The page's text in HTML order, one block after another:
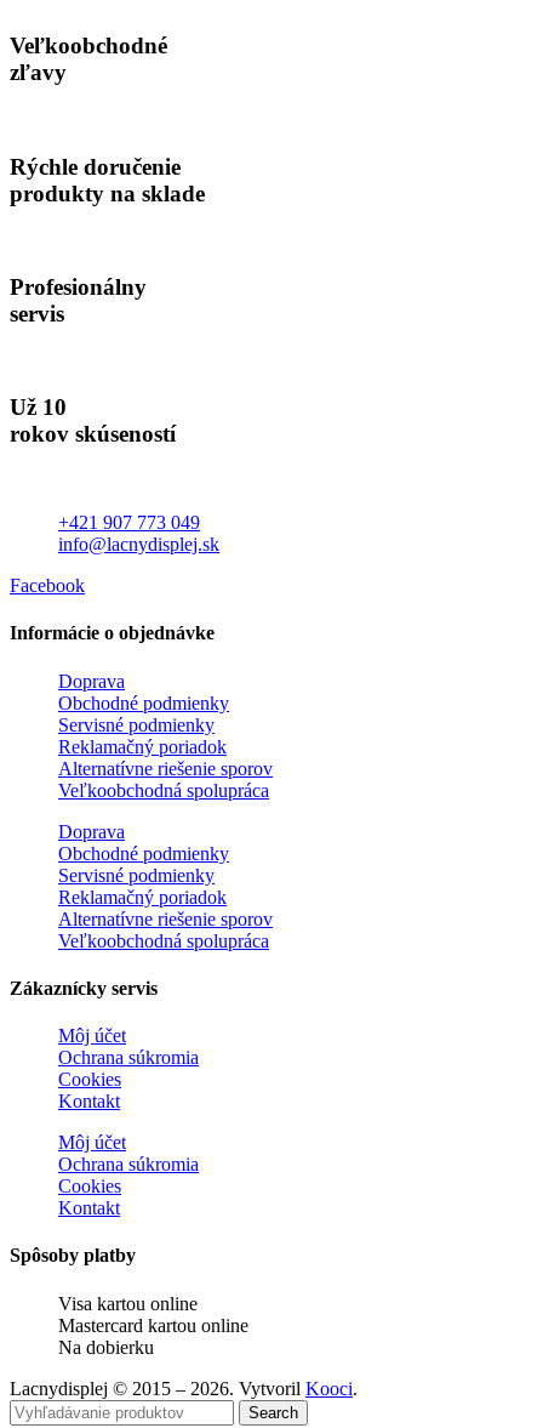
Veľkoobchodné
zľavy
Rýchle doručenie
produkty na sklade
Profesionálny
servis
Už 10
rokov skúseností
+421 907 773 049
info@lacnydisplej.sk
Facebook
Informácie o objednávke
Doprava
Obchodné podmienky
Servisné podmienky
Reklamačný poriadok
Alternatívne riešenie sporov
Veľkoobchodná spolupráca
Doprava
Obchodné podmienky
Servisné podmienky
Reklamačný poriadok
Alternatívne riešenie sporov
Veľkoobchodná spolupráca
Zákaznícky servis
Môj účet
Ochrana súkromia
Cookies
Kontakt
Môj účet
Ochrana súkromia
Cookies
Kontakt
Spôsoby platby
Visa kartou online
Mastercard kartou online
Na dobierku
Lacnydisplej © 2015 – 2026. Vytvoril Kooci.
Search